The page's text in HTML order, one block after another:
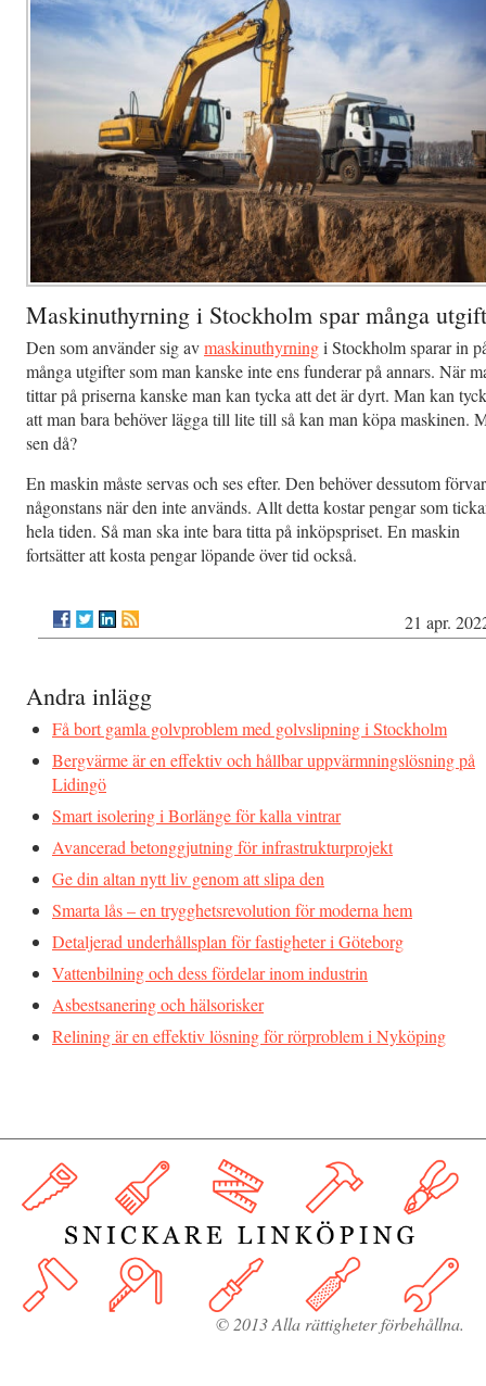
Maskinuthyrning i Stockholm spar många
Den som använder sig avmaskinuthyrningi Stockholm sparar in
många utgifter som man kanske inte ens funderar på annars. När
tittar på priserna kanske man kan tycka att det är dyrt. Man kan
att man bara behöver lägga till lite till så kan man köpa maskinen.
sen då?
En maskin måste servas och ses efter. Den behöver dessutom
någonstans när den inte används. Allt detta kostar pengar som
hela tiden. Så man ska inte bara titta på inköpspriset. En maskin
fortsätter att kosta pengar löpande över tid också.
21 apr.
Andra inlägg
Få bort gamla golvproblem med golvslipning i Stockholm
Bergvärme är en effektiv och hållbar uppvärmningslösning på
Lidingö
Smart isolering i Borlänge för kalla vintrar
Avancerad betonggjutning för infrastrukturprojekt
Ge din altan nytt liv genom att slipa den
Smarta lås – en trygghetsrevolution för moderna hem
Detaljerad underhållsplan för fastigheter i Göteborg
Vattenbilning och dess fördelar inom industrin
Asbestsanering och hälsorisker
Relining är en effektiv lösning för rörproblem i Nyköping
© 2013 Alla rättigheter förbehållna.